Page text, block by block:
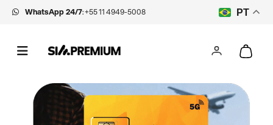
WhatsApp 24/7:+55 11 4949-5008 PT